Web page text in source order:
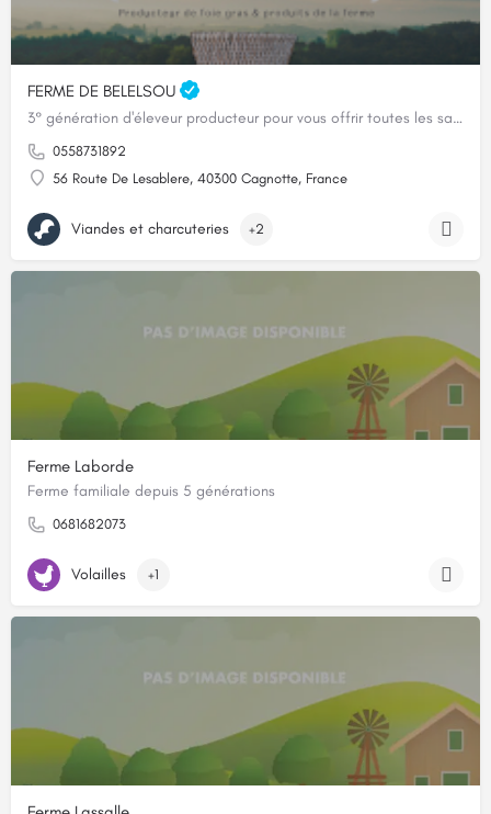
FERME DE BELELSOU
3° génération d'éleveur producteur pour vous offrir toutes les saveurs de nos Landes
0558731892
56 Route De Lesablere, 40300 Cagnotte, France
Viandes et charcuteries +2
Ferme Laborde
Ferme familiale depuis 5 générations
0681682073
Volailles +1